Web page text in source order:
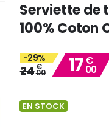
Serviette de
100% Coton
-29%
24€
00 17€
00
EN STOCK